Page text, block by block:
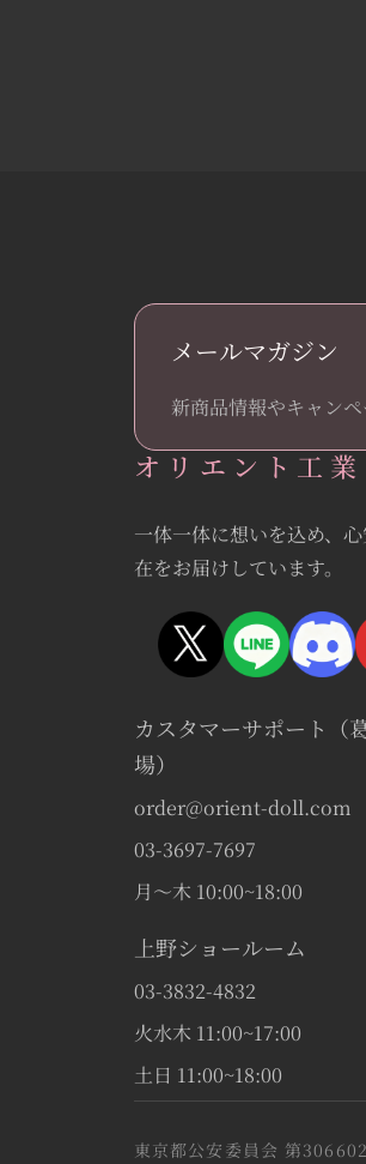
メールマガジン
新商品情報やキャンペ
オリエント工業
一体一体に想いを込め、
在をお届けしています。
カスタマーサポート（
場）
order@orient-doll.com
03-3697-7697
月〜木 10:00~18:00
上野ショールーム
03-3832-4832
火水木 11:00~17:00
土日 11:00~18:00
東京都公安委員会 第